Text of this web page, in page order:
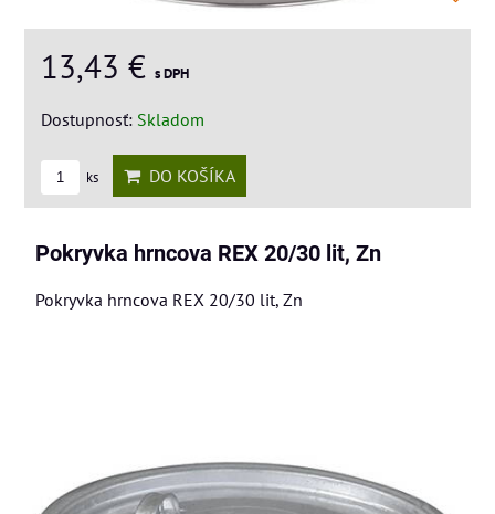
13,43 € s DPH
Dostupnosť: Skladom
ks DO KOŠÍKA
Pokryvka hrncova REX 20/30 lit, Zn
Pokryvka hrncova REX 20/30 lit, Zn